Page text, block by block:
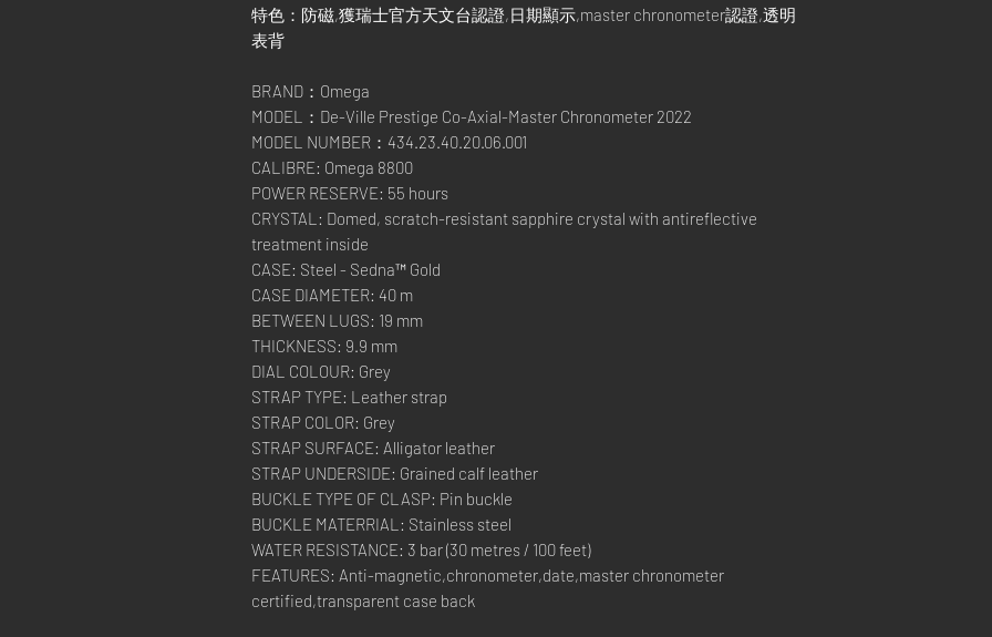
特色：防磁,獲瑞士官方天文台認證,日期顯示,master chronometer認證,透明
表背
BRAND：Omega
MODEL：De-Ville Prestige Co-Axial-Master Chronometer 2022
MODEL NUMBER：434.23.40.20.06.001
CALIBRE: Omega 8800
POWER RESERVE: 55 hours
CRYSTAL: Domed, scratch-resistant sapphire crystal with antireflective
treatment inside
CASE: Steel - Sedna™ Gold
CASE DIAMETER: 40 m
BETWEEN LUGS: 19 mm
THICKNESS: 9.9 mm
DIAL COLOUR: Grey
STRAP TYPE: Leather strap
STRAP COLOR: Grey
STRAP SURFACE: Alligator leather
STRAP UNDERSIDE: Grained calf leather
BUCKLE TYPE OF CLASP: Pin buckle
BUCKLE MATERRIAL: Stainless steel
WATER RESISTANCE: 3 bar (30 metres / 100 feet)
FEATURES: Anti-magnetic,chronometer,date,master chronometer
certified,transparent case back